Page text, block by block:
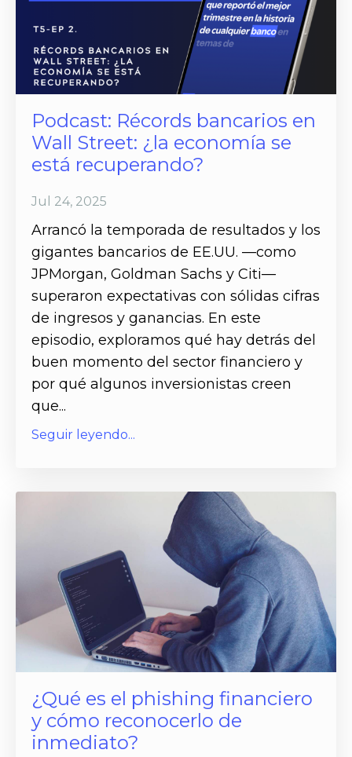
Podcast: Récords bancarios en
Wall Street: ¿la economía se
está recuperando?
Jul 24, 2025
Arrancó la temporada de resultados y los
gigantes bancarios de EE.UU. —como
JPMorgan, Goldman Sachs y Citi—
superaron expectativas con sólidas cifras
de ingresos y ganancias. En este
episodio, exploramos qué hay detrás del
buen momento del sector financiero y
por qué algunos inversionistas creen
que...
Seguir leyendo...
¿Qué es el phishing financiero
y cómo reconocerlo de
inmediato?